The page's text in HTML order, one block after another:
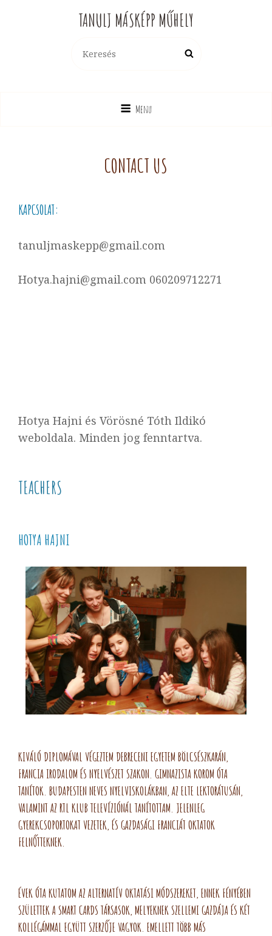
TANULJ MÁSKÉPP MŰHELY
Search
Menu
CONTACT US
KAPCSOLAT:
tanuljmaskepp@gmail.com
Hotya.hajni@gmail.com 060209712271
Hotya Hajni és Vörösné Tóth Ildikó
weboldala. Minden jog fenntartva.
TEACHERS
HOTYA HAJNI
KIVÁLÓ DIPLOMÁVAL VÉGEZTEM DEBRECENI EGYETEM BÖLCSÉSZKARÁN,
FRANCIA IRODALOM ÉS NYELVÉSZET SZAKON. GIMNAZISTA KOROM ÓTA
TANÍTOK. BUDAPESTEN NEVES NYELVISKOLÁKBAN, AZ ELTE LEKTORÁTUSÁN,
VALAMINT AZ RTL KLUB TELEVÍZIÓNÁL TANÍTOTTAM. JELENLEG
GYEREKCSOPORTOKAT VEZETEK, ÉS GAZDASÁGI FRANCIÁT OKTATOK
FELNŐTTEKNEK.
ÉVEK ÓTA KUTATOM AZ ALTERNATÍV OKTATÁSI MÓDSZEREKET, ENNEK FÉNYÉBEN
SZÜLETTEK A SMART CARDS TÁRSASOK, MELYEKNEK SZELLEMI GAZDÁJA ÉS KÉT
KOLLÉGÁMMAL EGYÜTT SZERZŐJE VAGYOK. EMELLETT TÖBB MÁS